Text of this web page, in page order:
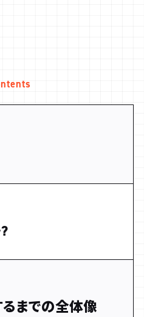
までの全体像